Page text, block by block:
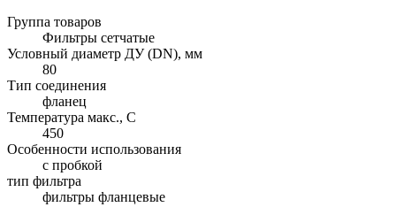
Группа товаров
Фильтры сетчатые
Условный диаметр ДУ (DN), мм
80
Тип соединения
фланец
Температура макс., С
450
Особенности использования
с пробкой
тип фильтра
фильтры фланцевые